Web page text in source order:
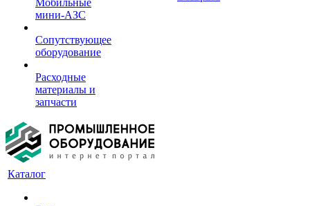
Мобильные
мини-АЗС
Сопутствующее
оборудование
Расходные
материалы и
запчасти
Каталог